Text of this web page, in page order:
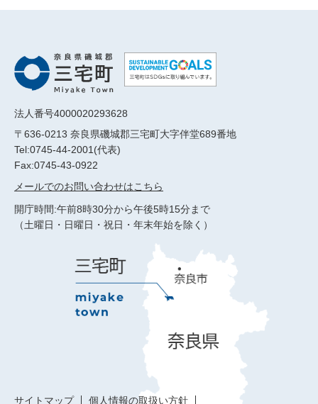
法人番号4000020293628
〒636-0213 奈良県磯城郡三宅町大字伴堂689番地
Tel:0745-44-2001(代表)
Fax:0745-43-0922
メールでのお問い合わせはこちら
開庁時間:午前8時30分から午後5時15分まで
（土曜日・日曜日・祝日・年末年始を除く）
サイトマップ 個人情報の取扱い方針